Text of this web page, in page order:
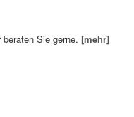
beraten Sie gerne.[mehr]